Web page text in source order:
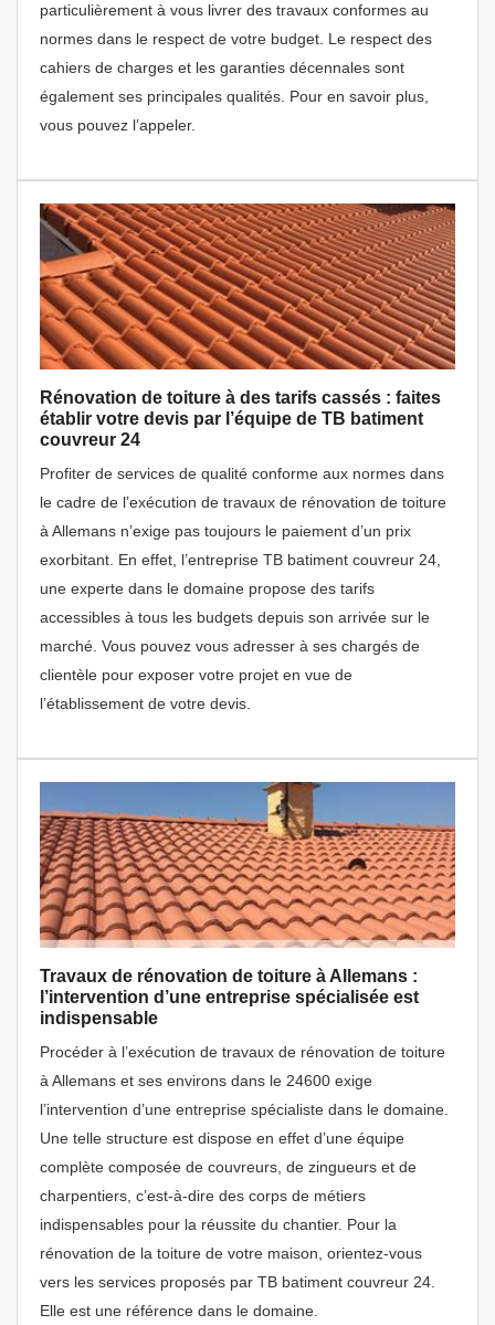
particulièrement à vous livrer des travaux conformes au
normes dans le respect de votre budget. Le respect des
cahiers de charges et les garanties décennales sont
également ses principales qualités. Pour en savoir plus,
vous pouvez l’appeler.
Rénovation de toiture à des tarifs cassés : faites
établir votre devis par l’équipe de TB batiment
couvreur 24
Profiter de services de qualité conforme aux normes dans
le cadre de l’exécution de travaux de rénovation de toiture
à Allemans n’exige pas toujours le paiement d’un prix
exorbitant. En effet, l’entreprise TB batiment couvreur 24,
une experte dans le domaine propose des tarifs
accessibles à tous les budgets depuis son arrivée sur le
marché. Vous pouvez vous adresser à ses chargés de
clientèle pour exposer votre projet en vue de
l’établissement de votre devis.
Travaux de rénovation de toiture à Allemans :
l’intervention d’une entreprise spécialisée est
indispensable
Procéder à l’exécution de travaux de rénovation de toiture
à Allemans et ses environs dans le 24600 exige
l’intervention d’une entreprise spécialiste dans le domaine.
Une telle structure est dispose en effet d’une équipe
complète composée de couvreurs, de zingueurs et de
charpentiers, c’est-à-dire des corps de métiers
indispensables pour la réussite du chantier. Pour la
rénovation de la toiture de votre maison, orientez-vous
vers les services proposés par TB batiment couvreur 24.
Elle est une référence dans le domaine.